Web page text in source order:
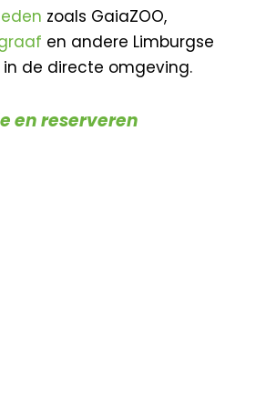
zoals GaiaZOO,
en andere Limburgse
de directe omgeving.
en reserveren